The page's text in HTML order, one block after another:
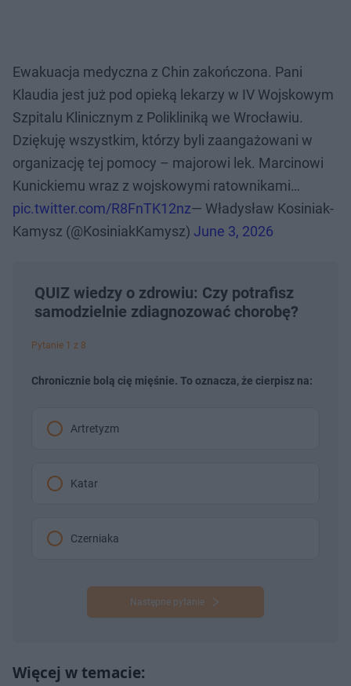
Ewakuacja medyczna z Chin zakończona. Pani
Klaudia jest już pod opieką lekarzy w IV Wojskowym
Szpitalu Klinicznym z Polikliniką we Wrocławiu.
Dziękuję wszystkim, którzy byli zaangażowani w
organizację tej pomocy – majorowi lek. Marcinowi
Kunickiemu wraz z wojskowymi ratownikami…
pic.twitter.com/R8FnTK12nz— Władysław Kosiniak-
Kamysz (@KosiniakKamysz) June 3, 2026
QUIZ wiedzy o zdrowiu: Czy potrafisz
samodzielnie zdiagnozować chorobę?
Pytanie 1 z 8
Chronicznie bolą cię mięśnie. To oznacza, że cierpisz na:
Artretyzm
Katar
Czerniaka
Następne pytanie